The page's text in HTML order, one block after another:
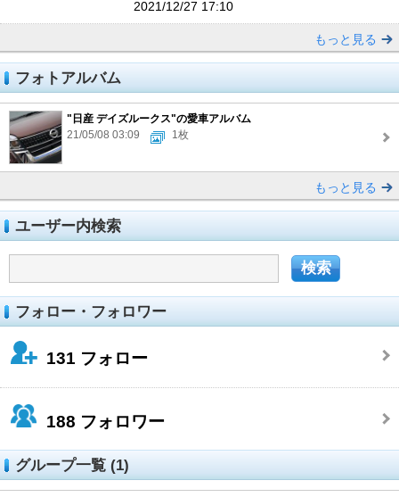
2021/12/27 17:10
もっと見る
フォトアルバム
"日産 デイズルークス"の愛車アルバム
21/05/08 03:09
1枚
もっと見る
ユーザー内検索
フォロー・フォロワー
131 フォロー
188 フォロワー
グループ一覧 (1)